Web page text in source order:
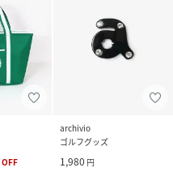
OFF
archivio
ゴルフグッズ
1,980 円